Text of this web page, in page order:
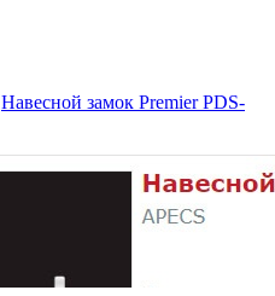
Навесной замок Premier PDS-